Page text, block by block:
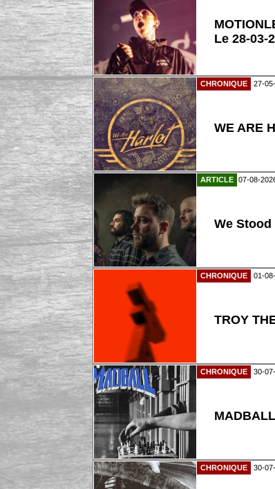
Le 28-03-
CHRONIQUE 27-
WE ARE
ARTICLE 07-08-
We
CHRONIQUE 01-
TROY
CHRONIQUE 30-
CHRONIQUE 30-